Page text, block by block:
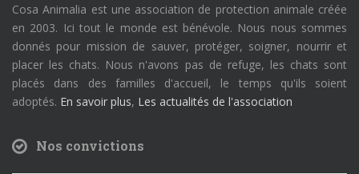
Cosa Animalia est une association de protection animale créée
en 2003. Ici tout le monde est bénévole. Nous nous sommes
donnés pour mission de sauver, protéger, soigner, nourrir et
placer les chats. Nous n'avons pas de refuge, les chats sont
placés dans des familles d'accueil, le temps qu'ils soient
adoptés. En savoir plus, Les actualités de l'association
Nos convictions